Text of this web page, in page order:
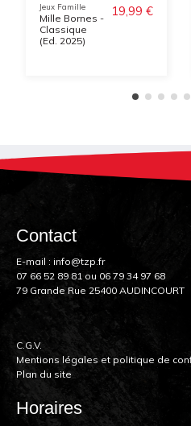
Jeux Famille
Mille Bornes -
Classique
(Ed. 2025)
19,99 €
Contact
E-mail : info@tzp.fr
07 66 52 89 81 ou 06 79 34 97 68
79 Grande Rue 25400 AUDINCOURT
C.G.V.
Mentions légales et politique de
Plan du site
Horaires